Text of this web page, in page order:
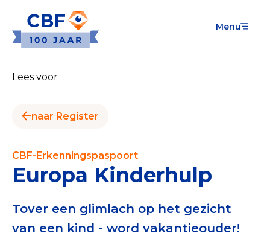
Menu
Goede Doelen
CBF-Erkenning aanvragen
Publiek
Veilig geven met het CBF-keurmerk
Check het CBF-keurmerk van een goed doel
Lees voor
naar Register
CBF-Erkenningspaspoort
Europa Kinderhulp
Tover een glimlach op het gezicht
van een kind - word vakantieouder!